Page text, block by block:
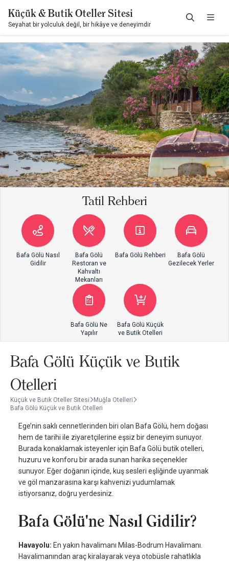
Küçük & Butik Oteller Sitesi
Seyahat bir yolculuk değil, bir hikâye ve deneyimdir
Tatil Rehberi
Bafa Gölü Nasıl
Gidilir
Bafa Gölü
Restoran ve
Kahvaltı
Mekanları
Bafa Gölü Rehberi
Bafa Gölü
Gezilecek Yerler
Bafa Gölü Ne
Yapılır
Bafa Gölü Küçük
ve Butik Otelleri
Bafa Gölü Küçük ve Butik
Otelleri
Küçük ve Butik Oteller Sitesi
Muğla Otelleri
Bafa Gölü Küçük ve Butik Otelleri
Ege’nin saklı cennetlerinden biri olan Bafa Gölü, hem doğası
hem de tarihi ile ziyaretçilerine eşsiz bir deneyim sunuyor.
Burada konaklamak isteyenler için Bafa Gölü butik otelleri,
huzuru ve konforu bir arada sunan harika seçenekler
sunuyor. Eğer doğanın içinde, kuş sesleri eşliğinde uyanmak
ve göl manzarasına karşı kahvenizi yudumlamak
istiyorsanız, doğru yerdesiniz.
Bafa Gölü'ne Nasıl Gidilir?
Havayolu: En yakın havalimanı Milas-Bodrum Havalimanı.
Havalimanından araç kiralayarak veya otobüsle rahatlıkla